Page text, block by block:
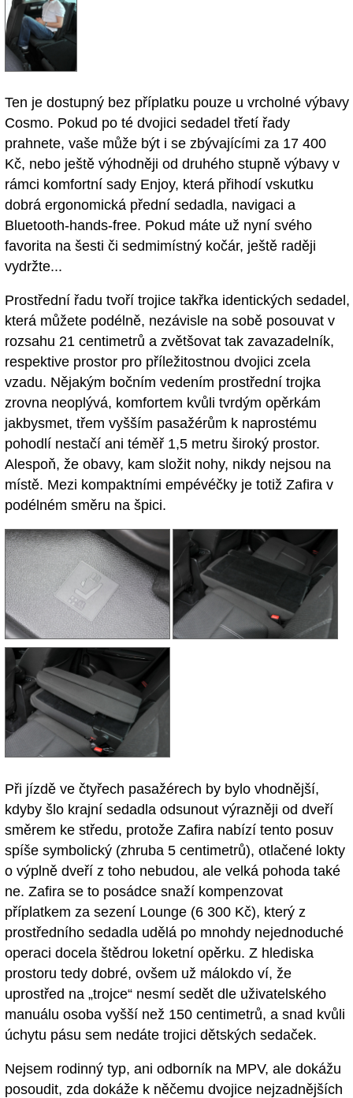
Ten je dostupný bez příplatku pouze u vrcholné výbavy
Cosmo. Pokud po té dvojici sedadel třetí řady
prahnete, vaše může být i se zbývajícími za 17 400
Kč, nebo ještě výhodněji od druhého stupně výbavy v
rámci komfortní sady Enjoy, která přihodí vskutku
dobrá ergonomická přední sedadla, navigaci a
Bluetooth-hands-free. Pokud máte už nyní svého
favorita na šesti či sedmimístný kočár, ještě raději
vydržte...
Prostřední řadu tvoří trojice takřka identických sedadel,
která můžete podélně, nezávisle na sobě posouvat v
rozsahu 21 centimetrů a zvětšovat tak zavazadelník,
respektive prostor pro příležitostnou dvojici zcela
vzadu. Nějakým bočním vedením prostřední trojka
zrovna neoplývá, komfortem kvůli tvrdým opěrkám
jakbysmet, třem vyšším pasažérům k naprostému
pohodlí nestačí ani téměř 1,5 metru široký prostor.
Alespoň, že obavy, kam složit nohy, nikdy nejsou na
místě. Mezi kompaktními empévéčky je totiž Zafira v
podélném směru na špici.
Při jízdě ve čtyřech pasažérech by bylo vhodnější,
kdyby šlo krajní sedadla odsunout výrazněji od dveří
směrem ke středu, protože Zafira nabízí tento posuv
spíše symbolický (zhruba 5 centimetrů), otlačené lokty
o výplně dveří z toho nebudou, ale velká pohoda také
ne. Zafira se to posádce snaží kompenzovat
příplatkem za sezení Lounge (6 300 Kč), který z
prostředního sedadla udělá po mnohdy nejednoduché
operaci docela štědrou loketní opěrku. Z hlediska
prostoru tedy dobré, ovšem už málokdo ví, že
uprostřed na „trojce“ nesmí sedět dle uživatelského
manuálu osoba vyšší než 150 centimetrů, a snad kvůli
úchytu pásu sem nedáte trojici dětských sedaček.
Nejsem rodinný typ, ani odborník na MPV, ale dokážu
posoudit, zda dokáže k něčemu dvojice nejzadnějších